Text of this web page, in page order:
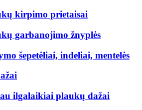
kirpimo prietaisai
garbanojimo žnyplės
šepetėliai, indeliai, mentelės
ilgalaikiai plaukų dažai